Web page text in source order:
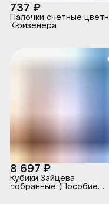
737 ₽
Палочки счетные
Кюизенера
8 697 ₽
Кубики Зайцева
собранные (Пособие